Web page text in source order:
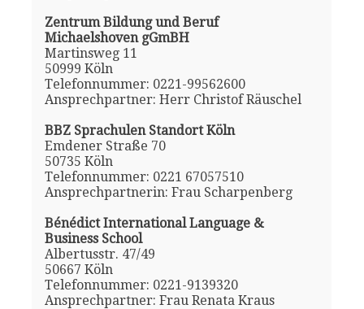
Zentrum Bildung und Beruf
Michaelshoven gGmBH
Martinsweg 11
50999 Köln
Telefonnummer: 0221-99562600
Ansprechpartner: Herr Christof Räuschel
BBZ Sprachulen Standort Köln
Emdener Straße 70
50735 Köln
Telefonnummer: 0221 67057510
Ansprechpartnerin: Frau Scharpenberg
Bénédict International Language &
Business School
Albertusstr. 47/49
50667 Köln
Telefonnummer: 0221-9139320
Ansprechpartner: Frau Renata Kraus